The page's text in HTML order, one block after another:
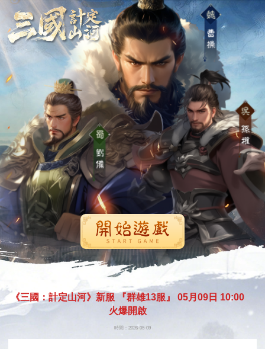
開始遊
戲
《三國：計定山河》新服 『群雄13服』 05月09日 10:00
火爆開啟
時間：2026-05-09